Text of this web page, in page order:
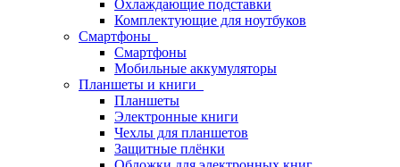
Охлаждающие подставки
Комплектующие для ноутбуков
Смартфоны
Смартфоны
Мобильные аккумуляторы
Планшеты и книги
Планшеты
Электронные книги
Чехлы для планшетов
Защитные плёнки